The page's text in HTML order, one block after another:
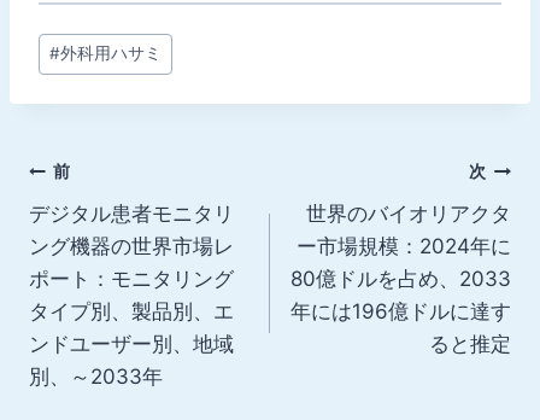
投
稿
タ
#外科用ハサミ
投
稿
ナ
ビ
ゲ
前
デジタル患者モニタリ
ング機器の世界市場レ
ポート：モニタリング
タイプ別、製品別、エ
ンドユーザー別、地域
別、～2033年
次
世界のバイオリアクタ
ー市場規模：2024年に
80億ドルを占め、2033
年には196億ドルに達す
ると推定